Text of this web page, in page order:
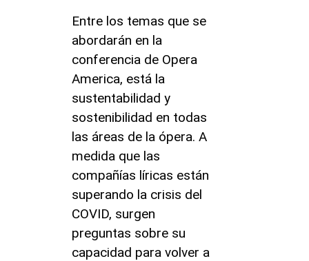
Entre los temas que se
abordarán en la
conferencia de Opera
America, está la
sustentabilidad y
sostenibilidad en todas
las áreas de la ópera. A
medida que las
compañías líricas están
superando la crisis del
COVID, surgen
preguntas sobre su
capacidad para volver a